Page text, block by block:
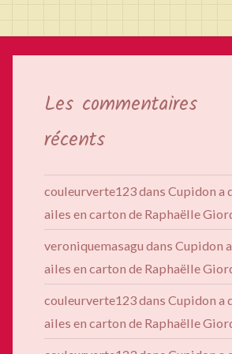
Les commentaires
récents
couleurverte123dans Cupidon a
ailes en carton de Raphaëlle
veroniquemasagu dans Cupidon
ailes en carton de Raphaëlle
couleurverte123dans Cupidon a
ailes en carton de Raphaëlle